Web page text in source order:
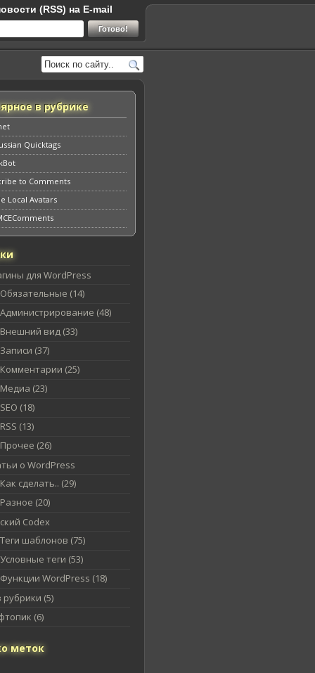
(RSS) на E-mail
в рубрике
Quicktags
to Comments
Local Avatars
для WordPress
Обязательные (14)
Администрирование (48)
Внешний вид (33)
Записи (37)
Комментарии (25)
Медиа (23)
SEO (18)
RSS (13)
Прочее (26)
о WordPress
Как сделать.. (29)
Разное (20)
Codex
Теги шаблонов (75)
Условные теги (53)
Функции WordPress (18)
рубрики (5)
(6)
меток